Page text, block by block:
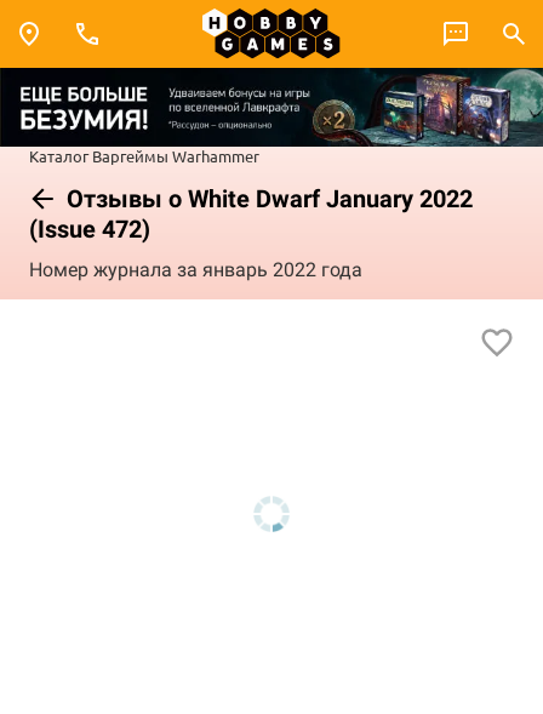
Каталог Варгеймы Warhammer
Отзывы о White Dwarf January 2022
(Issue 472)
Номер журнала за январь 2022 года